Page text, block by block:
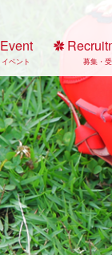
Event
イベント 募集・